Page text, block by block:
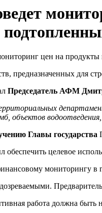
предназначенных для
Председатель АФМ
объектов
Главы государства
целевое
мониторингу в
работа должна